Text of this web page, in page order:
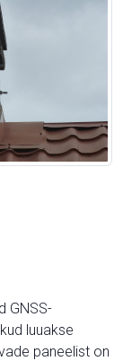
GNSS-
luuakse
paneelist on